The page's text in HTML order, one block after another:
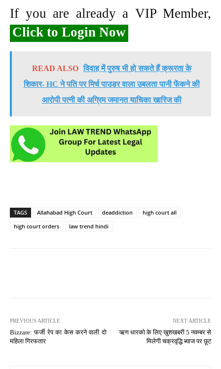
If you are already a VIP Member,
Click to Login Now
READ ALSO विवाह में पुरुष भी हो सकते हैं क्रूरता के
शिकार- HC ने पति पर मिर्च पाउडर वाला उबलता पानी फेंकने की
आरोपी पत्नी की अग्रिम जमानत याचिका खारिज की
TAGS Allahabad High Court deaddiction
high court all
high court orders
law trend hindi
PREVIOUS ARTICLE
Bizzare: फर्जी रेप का केस करने वाली दो
महिला गिरफतार
NEXT ARTICLE
ऋण धारको के लिए खुशखबरी 5 नवम्बर से
मिलेगी चक्रवृद्धि ब्याज पर छूट